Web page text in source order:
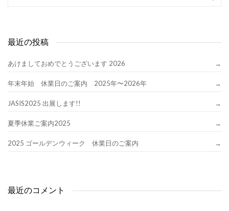
最近の投稿
あけましておめでとうございます 2026
年末年始 休業日のご案内 2025年〜2026年
JASIS2025 出展します!!
夏季休業ご案内2025
2025 ゴールデンウィーク 休業日のご案内
最近のコメント